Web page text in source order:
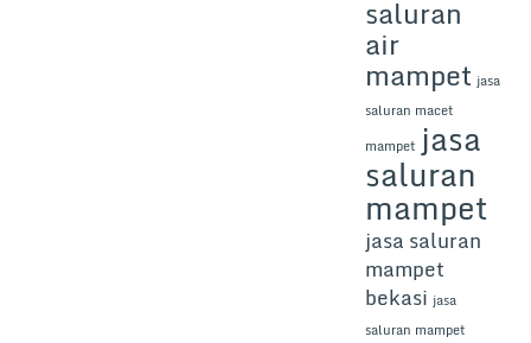
saluran
air
mampet jasa
saluran macet
mampet jasa
saluran
mampet
jasa saluran
mampet
bekasi jasa
saluran mampet